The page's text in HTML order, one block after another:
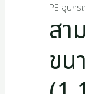
PE อุปก
สา
ขน